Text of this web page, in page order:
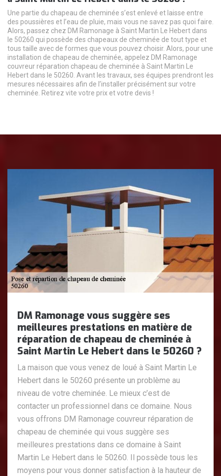
Une partie du chapeau de cheminée s’est enlevé et laisse entre
des poussières et l’eau de pluie, mais vous ne savez pas quoi faire.
Alors, passez chez DM Ramonage à Saint Martin Le Hebert dans
le 50260 qui possède des chapeaux de cheminée de tout type et
tous taille avec de formes que vous pouvez choisir. Alors, pour une
installation de chapeau de cheminée, appelez DM Ramonage
couvreur réparation chapeau de cheminée à Saint Martin Le
Hebert dans le 50260. Avant les travaux, ses équipes prendront les
mesures nécessaires afin de l’installer précisément sur votre
cheminée. Retirez vite votre prix et votre devis !
DM Ramonage vous suggère ses
meilleures prestations en matière de
réparation de chapeau de cheminée à
Saint Martin Le Hebert dans le 50260 ?
La maison que vous venez de loué à Saint Martin Le
Hebert dans le 50260 présente un problème au
niveau de votre cheminée. Le mieux c’est de
contacter un professionnel dans ce domaine. Nous
vous offrons DM Ramonage couvreur réparation de
chapeau de cheminée qui vous suggère ses
meilleures prestations dans ce domaine à Saint
Martin Le Hebert dans le 50260. Il possède tous les
moyens pour vous donner satisfaction à la hauteur de